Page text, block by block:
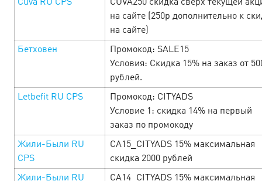
Ngày Lễ Tình Nhân tại Cityads — Đã
đến lúc mở lòng đón nhận tình yêu và
10 February’25
Từ ngày 10 đến 16 tháng 2, hàng loạt offer hấp dẫn với mức
hoa hồng cao, khuyến mãi đặc biệt và mã giảm giá dành
LEARN MORE
Cuva RU СРS
CUVA250 скидка сверх текущей
на сайте (250р дополнительно к
на сайте)
Бетховен
Промокод: SALE15
Условия: Скидка 15% на заказ от
рублей.
Letbefit RU CPS
Промокод: CITYADS
Условие 1: скидка 14% на первый
заказ по промокоду
Жили-Были RU
CPS
CA15_CITYADS 15% максимальная
скидка 2000 рублей
Жили-Были RU
CA14_CITYADS 15% максимальная